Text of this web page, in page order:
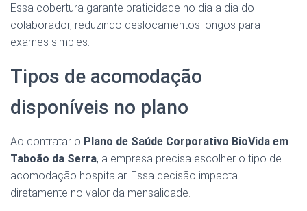
Essa cobertura garante praticidade no dia a dia do
colaborador, reduzindo deslocamentos longos para
exames simples.
Tipos de acomodação
disponíveis no plano
Ao contratar o Plano de Saúde Corporativo BioVida em
Taboão da Serra, a empresa precisa escolher o tipo de
acomodação hospitalar. Essa decisão impacta
diretamente no valor da mensalidade.